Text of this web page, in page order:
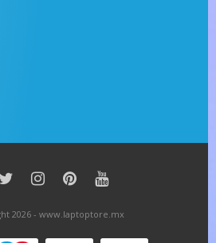
2026 - www.laptoptore.mx